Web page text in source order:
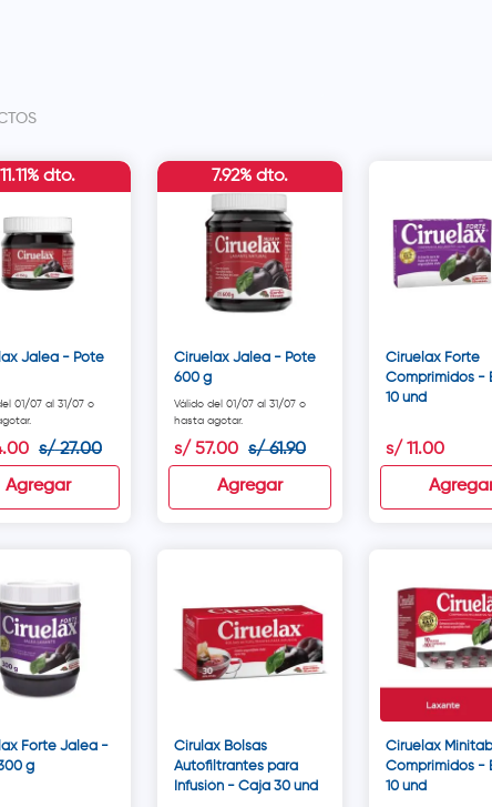
Jalea - Pote
01/07 al 31/07 o
.00 s/ 27.00
11.11% dto.
Agregar
Ciruelax Jalea - Pote
600 g
Válido del 01/07 al 31/07 o
hasta agotar.
s/ 57.00 s/ 61.90
7.92% dto.
Agregar
Ciruelax Forte
Comprimidos -
10 und
s/ 11.00
Forte Jalea -
g
Cirulax Bolsas
Autofiltrantes para
Infusión - Caja 30 und
Ciruelax
Comprimidos -
10 und